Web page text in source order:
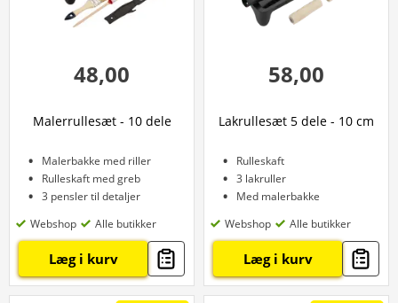
48,00
Malerrullesæt - 10 dele
Malerbakke med riller
Rulleskaft med greb
3 pensler til detaljer
Webshop
Alle butikker
Læg i kurv
58,00
Lakrullesæt 5 dele - 10 cm
Rulleskaft
3 lakruller
Med malerbakke
Webshop
Alle butikker
Læg i kurv